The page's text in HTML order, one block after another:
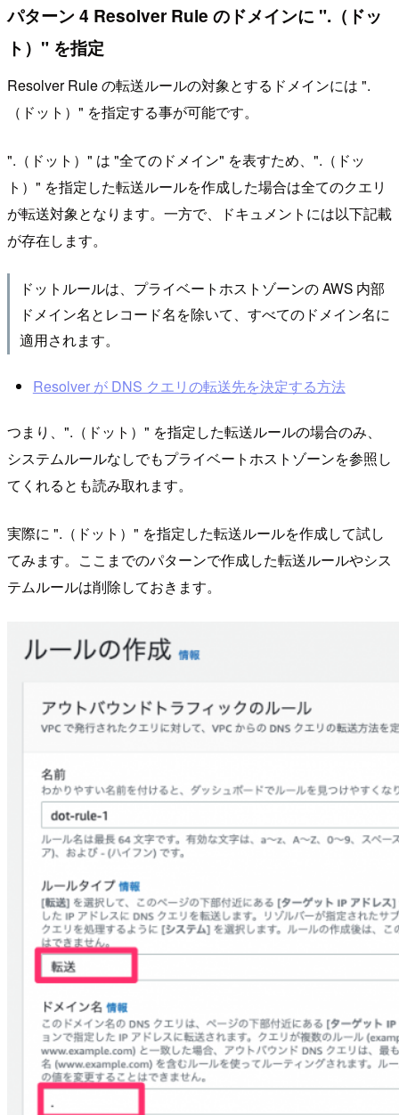
パターン 4 Resolver Rule のドメインに ".（ドッ
ト）" を指定
Resolver Rule の転送ルールの対象とするドメインには ".
（ドット）" を指定する事が可能です。
".（ドット）" は "全てのドメイン" を表すため、".（ドッ
ト）" を指定した転送ルールを作成した場合は全てのクエリ
が転送対象となります。一方で、ドキュメントには以下記載
が存在します。
ドットルールは、プライベートホストゾーンの AWS 内部
ドメイン名とレコード名を除いて、すべてのドメイン名に
適用されます。
Resolver が DNS クエリの転送先を決定する方法
つまり、".（ドット）" を指定した転送ルールの場合のみ、
システムルールなしでもプライベートホストゾーンを参照し
てくれるとも読み取れます。
実際に ".（ドット）" を指定した転送ルールを作成して試し
てみます。ここまでのパターンで作成した転送ルールやシス
テムルールは削除しておきます。